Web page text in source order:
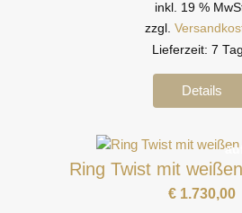
inkl. 19 %
zzgl.
Lieferzeit: 7
Details
Ring Twist mit
€1.730,00